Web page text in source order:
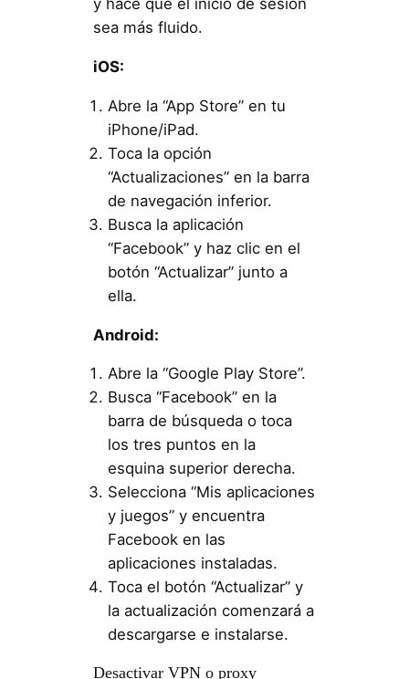
y hace que el inicio de sesión
sea más fluido.
iOS:
Abre la “App Store” en tu
iPhone/iPad.
Toca la opción
“Actualizaciones” en la barra
de navegación inferior.
Busca la aplicación
“Facebook” y haz clic en el
botón “Actualizar” junto a
ella.
Android:
Abre la “Google Play Store”.
Busca “Facebook” en la
barra de búsqueda o toca
los tres puntos en la
esquina superior derecha.
Selecciona “Mis aplicaciones
y juegos” y encuentra
Facebook en las
aplicaciones instaladas.
Toca el botón “Actualizar” y
la actualización comenzará a
descargarse e instalarse.
Desactivar VPN o proxy